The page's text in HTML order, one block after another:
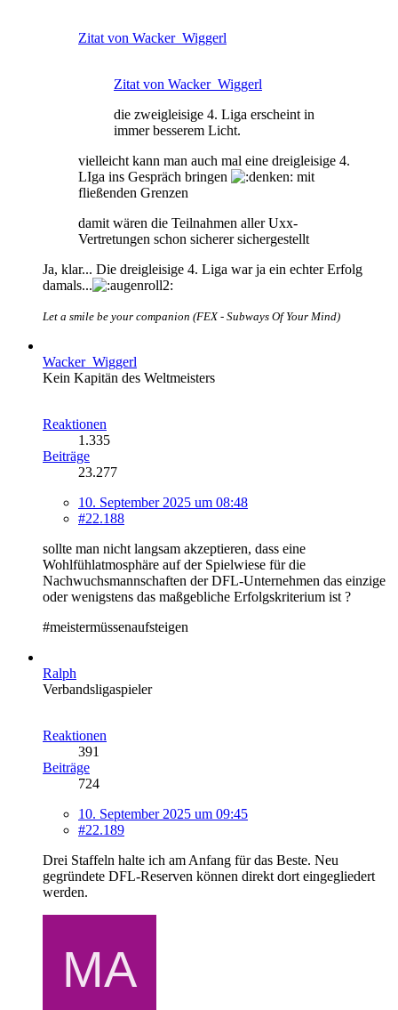
Zitat von Wacker_Wiggerl
Zitat von Wacker_Wiggerl
die zweigleisige 4. Liga erscheint in
immer besserem Licht.
vielleicht kann man auch mal eine dreigleisige 4.
LIga ins Gespräch bringen
mit
fließenden Grenzen
damit wären die Teilnahmen aller Uxx-
Vertretungen schon sicherer sichergestellt
Ja, klar... Die dreigleisige 4. Liga war ja ein echter Erfolg
damals...
Let a smile be your companion (FEX - Subways Of Your Mind)
Wacker_Wiggerl
Kein Kapitän des Weltmeisters
Reaktionen
1.335
Beiträge
23.277
10. September 2025 um 08:48
#22.188
sollte man nicht langsam akzeptieren, dass eine
Wohlfühlatmosphäre auf der Spielwiese für die
Nachwuchsmannschaften der DFL-Unternehmen das einzige
oder wenigstens das maßgebliche Erfolgskriterium ist ?
#meistermüssenaufsteigen
Ralph
Verbandsligaspieler
Reaktionen
391
Beiträge
724
10. September 2025 um 09:45
#22.189
Drei Staffeln halte ich am Anfang für das Beste. Neu
gegründete DFL-Reserven können direkt dort eingegliedert
werden.